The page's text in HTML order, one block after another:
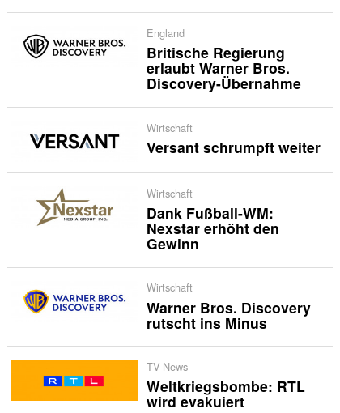
England
Britische Regierung
erlaubt Warner Bros.
Discovery-Übernahme
Wirtschaft
Versant schrumpft weiter
Wirtschaft
Dank Fußball-WM:
Nexstar erhöht den
Gewinn
Wirtschaft
Warner Bros. Discovery
rutscht ins Minus
TV-News
Weltkriegsbombe: RTL
wird evakuiert